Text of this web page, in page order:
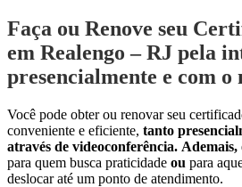
Faça ou Renove seu
em Realengo – RJ pela
presencialmente e com o
Você pode obter ou renovar seu
conveniente e eficiente, tanto
através de videoconferência. Ademais,
para quem busca praticidade ou para
deslocar até um ponto de atendimento.